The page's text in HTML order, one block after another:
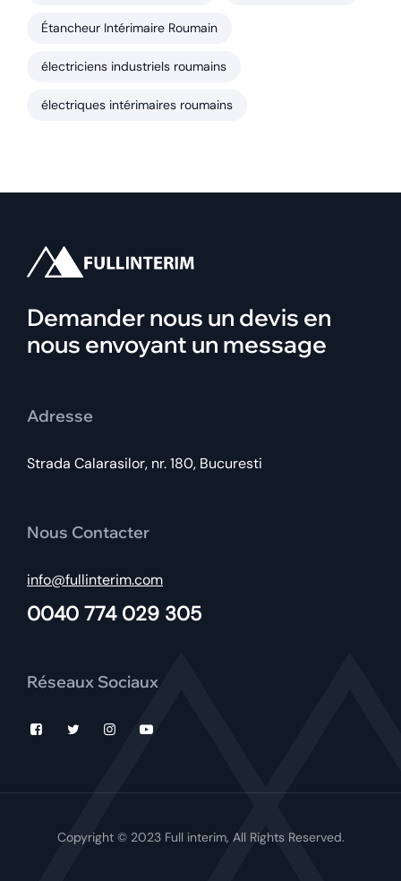
Étancheur Intérimaire Roumain
électriciens industriels roumains
électriques intérimaires roumains
Demander nous un devis en
nous envoyant un message
Adresse
Strada Calarasilor, nr. 180, Bucuresti
Nous Contacter
0040 774 029 305
info@fullinterim.com
Réseaux Sociaux
Copyright © 2023 Full interim, All Rights Reserved.